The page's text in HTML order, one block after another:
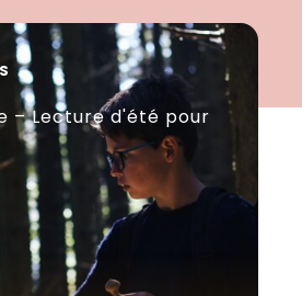
– Lecture d'été pour